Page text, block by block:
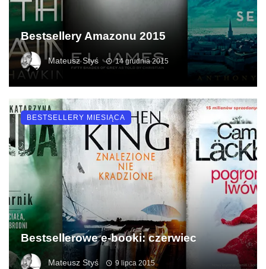
Bestsellery Amazonu 2015
Mateusz Styś 14 grudnia 2015
Bestsellerowe e-booki: czerwiec
Mateusz Styś 9 lipca 2015
BESTSELLERY MIESIĄCA